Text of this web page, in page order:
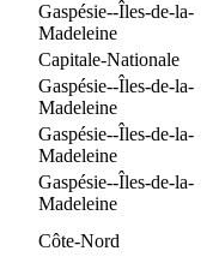
Gaspésie--Îles-de-la-
Madeleine
Capitale-Nationale
Gaspésie--Îles-de-la-
Madeleine
Gaspésie--Îles-de-la-
Madeleine
Gaspésie--Îles-de-la-
Madeleine
Côte-Nord